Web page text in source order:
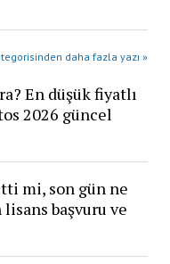
daha fazla yazı »
En düşük fiyatlı
2026 güncel
mi, son gün ne
lisans başvuru ve